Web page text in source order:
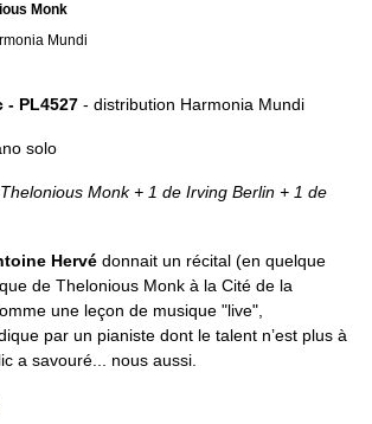
Monk
Mundi
- PL4527 - distribution Harmonia Mundi
solo
Monk + 1 de Irving Berlin + 1 de
Hervé donnait un récital (en quelque
de Thelonious Monk à la Cité de la
une leçon de musique "live",
par un pianiste dont le talent n’est plus à
a savouré... nous aussi.